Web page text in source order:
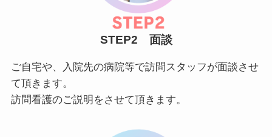
STEP2 面談
ご自宅や、入院先の病院等で訪問スタッフが面談させ
て頂きます。
訪問看護のご説明をさせて頂きます。